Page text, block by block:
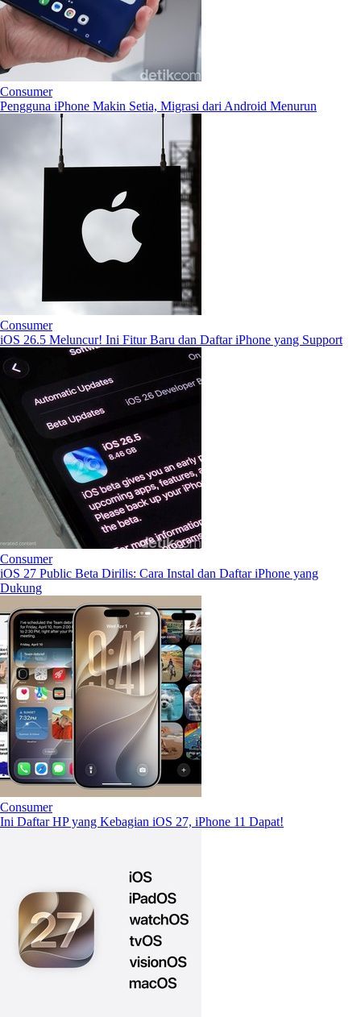
Consumer
Pengguna iPhone Makin Setia, Migrasi dari Android Menurun
Consumer
iOS 26.5 Meluncur! Ini Fitur Baru dan Daftar iPhone yang Support
Consumer
iOS 27 Public Beta Dirilis: Cara Instal dan Daftar iPhone yang
Dukung
Consumer
Ini Daftar HP yang Kebagian iOS 27, iPhone 11 Dapat!